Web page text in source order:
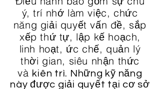
ý, trí nhớ làm việc, chức
năng giải quyết vấn đề, sắp
xếp thứ tự, lập kế hoạch,
linh hoạt, ức chế, quản lý
thời gian, siêu nhận thức
và kiên trì. Những kỹ năng
này được giải quyết tại cơ sở